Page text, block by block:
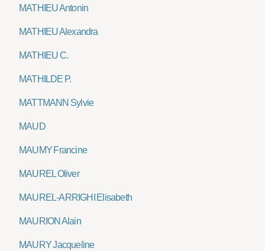
MATHIEU Antonin
MATHIEU Alexandra
MATHIEU C.
MATHILDE P.
MATTMANN Sylvie
MAUD
MAUMY Francine
MAUREL Oliver
MAUREL-ARRIGHI Elisabeth
MAURION Alain
MAURY Jacqueline